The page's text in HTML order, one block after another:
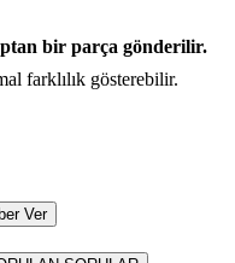
bir parça gönderilir.
farklılık gösterebilir.
Ver